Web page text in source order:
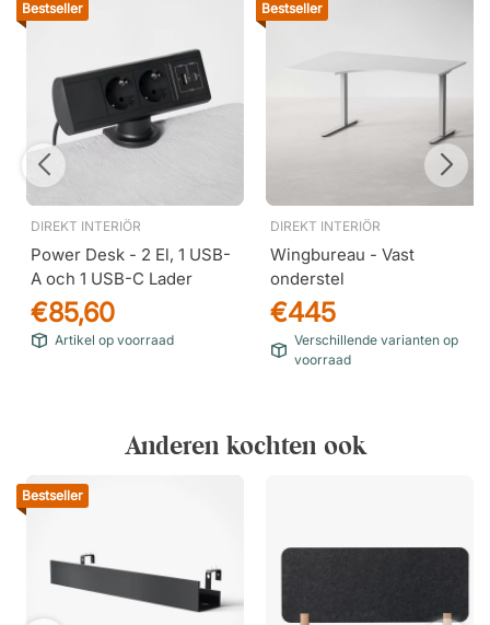
Bestseller
DIREKT INTERIÖR
Power Desk - 2 El, 1 USB-
A och 1 USB-C Lader
€85,60
Artikel op voorraad
Bestseller
DIREKT INTERIÖR
Wingbureau - Vast
onderstel
€445
Verschillende varianten op
voorraad
Anderen kochten ook
Bestseller